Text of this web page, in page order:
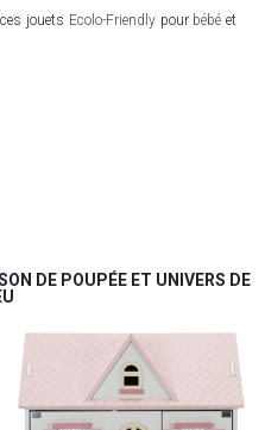
jouets Ecolo-Friendlypour bébé et
DE POUPÉE ET UNIVERS DE